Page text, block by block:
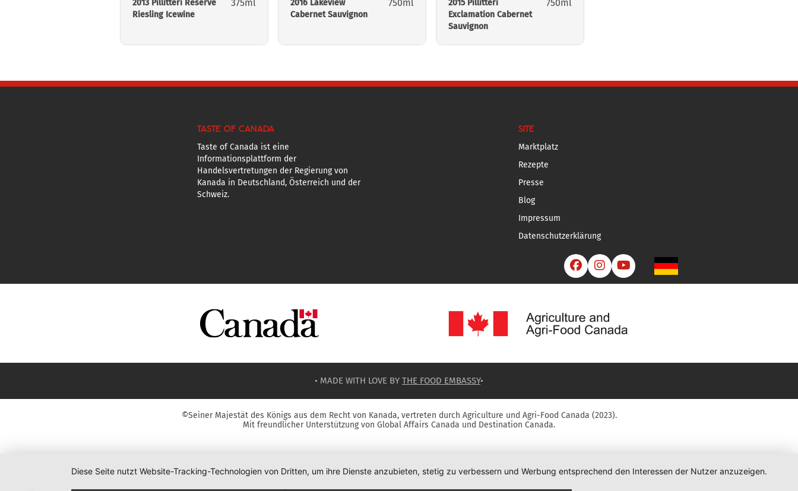
2013 Pillitteri Reserve
Riesling Icewine
375ml
2016 Lakeview
Cabernet Sauvignon
750ml
2015 Pillitteri
Exclamation Cabernet
Sauvignon
750ml
TASTE OF CANADA
Taste of Canada ist eine
Informationsplattform der
Handelsvertretungen der Regierung von
Kanada in Deutschland, Österreich und der
Schweiz.
SITE
Marktplatz
Rezepte
Presse
Blog
Impressum
Datenschutzerklärung
  
• MADE WITH LOVE BY THE FOOD EMBASSY•
©Seiner Majestät des Königs aus dem Recht von Kanada, vertreten durch Agriculture und Agri-Food Canada (2023).
Mit freundlicher Unterstützung von Global Affairs Canada und Destination Canada.
Diese Seite nutzt Website-Tracking-Technologien von Dritten, um ihre Dienste anzubieten, stetig zu verbessern und Werbung entsprechend den Interessen der Nutzer anzuzeigen.